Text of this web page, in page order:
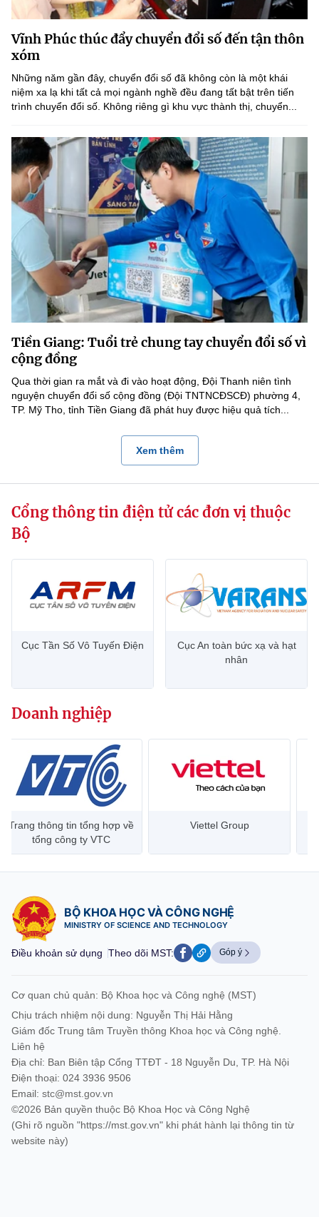
Vĩnh Phúc thúc đẩy chuyển đổi số đến tận thôn
xóm
Những năm gần đây, chuyển đổi số đã không còn là một khái
niệm xa lạ khi tất cả mọi ngành nghề đều đang tất bật trên tiến
trình chuyển đổi số. Không riêng gì khu vực thành thị, chuyển...
Tiền Giang: Tuổi trẻ chung tay chuyển đổi số vì
cộng đồng
Qua thời gian ra mắt và đi vào hoạt động, Đội Thanh niên tình
nguyện chuyển đổi số cộng đồng (Đội TNTNCĐSCĐ) phường 4,
TP. Mỹ Tho, tỉnh Tiền Giang đã phát huy được hiệu quả tích...
Xem thêm
Cổng thông tin điện tử các đơn vị thuộc
Bộ
Cục Tần Số Vô Tuyến Điện
Cục An toàn bức xạ và hạt
nhân
Doanh nghiệp
Trang thông tin tổng hợp về
tổng công ty VTC
Viettel Group
BỘ KHOA HỌC VÀ CÔNG NGHỆ
MINISTRY OF SCIENCE AND TECHNOLOGY
Điều khoản sử dụng Theo dõi MST: Góp ý
Cơ quan chủ quản: Bộ Khoa học và Công nghệ (MST)
Chịu trách nhiệm nội dung: Nguyễn Thị Hải Hằng
Giám đốc Trung tâm Truyền thông Khoa học và Công nghệ.
Liên hệ
Địa chỉ: Ban Biên tập Cổng TTĐT - 18 Nguyễn Du, TP. Hà Nội
Điện thoại: 024 3936 9506
Email: stc@mst.gov.vn
©2026 Bản quyền thuộc Bộ Khoa Học và Công Nghệ
(Ghi rõ nguồn "https://mst.gov.vn" khi phát hành lại thông tin từ
website này)